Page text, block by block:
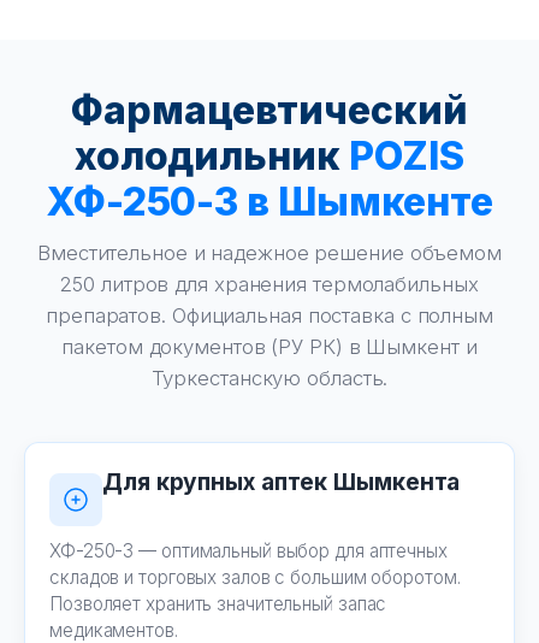
Фармацевтический
холодильник POZIS
ХФ-250-3 в Шымкенте
Вместительное и надежное решение объемом
250 литров для хранения термолабильных
препаратов. Официальная поставка с полным
пакетом документов (РУ РК) в Шымкент и
Туркестанскую область.
Для крупных аптек Шымкента
ХФ-250-3 — оптимальный выбор для аптечных
складов и торговых залов с большим оборотом.
Позволяет хранить значительный запас
медикаментов.